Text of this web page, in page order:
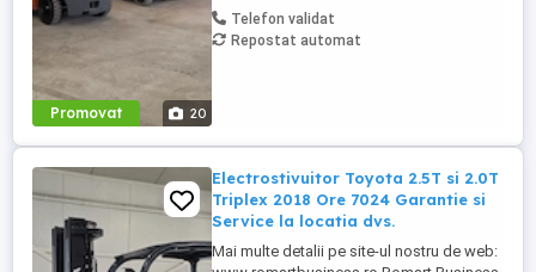
Promovat 20
Telefon validat
Repostat automat
Electrostivuitor Toyota 2.5T si 2.0T
Triplex 2018 Ore 7024 Garantie si
Service la locatia dvs.
Mai multe detalii pe site-ul nostru de web: